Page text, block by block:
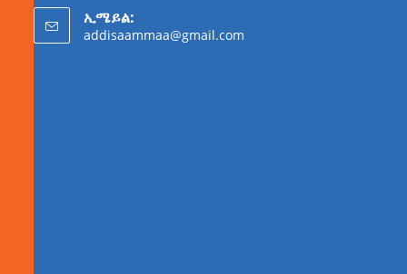
ኢሜይል:
addisaammaa@gmail.com